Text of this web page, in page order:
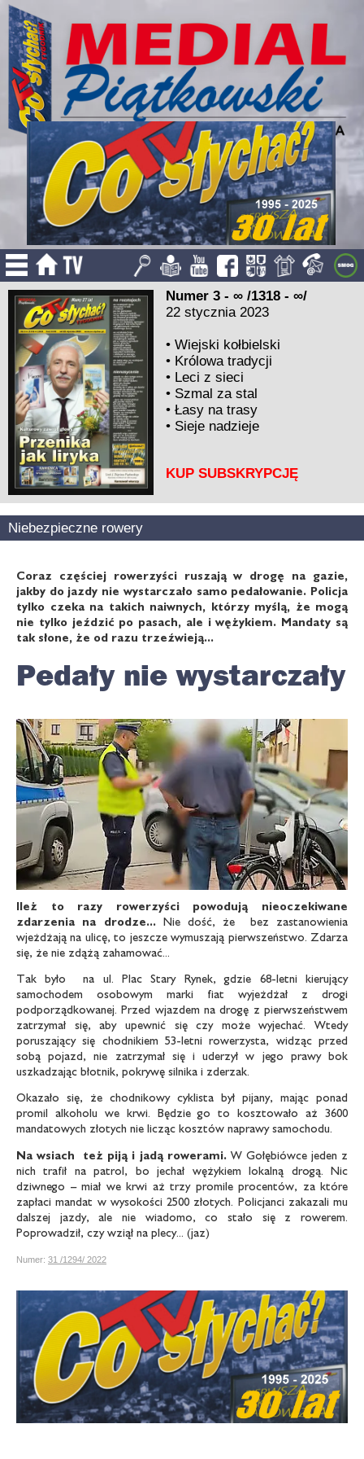
Numer 3 - ∞ /1318 - ∞/
22 stycznia 2023
•Wiejski kołbielski
• Królowa tradycji
• Leci z sieci
• Szmal za stal
•Łasy na trasy
• Sieje nadzieje
KUP SUBSKRYPCJĘ
Niebezpieczne rowery
Coraz częściej rowerzyści ruszają w drogę na gazie,
jakby do jazdy nie wystarczało samo pedałowanie. Policja
tylko czeka na takich naiwnych, którzy myślą, że mogą
nie tylko jeździć po pasach, ale i wężykiem. Mandaty są
tak słone, że od razu trzeźwieją...
Pedały nie wystarczały
Ileż to razy rowerzyści powodują nieoczekiwane
zdarzenia na drodze...Nie dość, że bez zastanowienia
wjeżdżają na ulicę, to jeszcze wymuszają pierwszeństwo. Zdarza
się, że nie zdążą zahamować...
Tak było na ul. Plac Stary Rynek, gdzie 68-letni kierujący
samochodem osobowym marki fiat wyjeżdżał z drogi
podporządkowanej. Przed wjazdem na drogę z pierwszeństwem
zatrzymał się, aby upewnić się czy może wyjechać. Wtedy
poruszający się chodnikiem 53-letni rowerzysta, widząc przed
sobą pojazd, nie zatrzymał się i uderzył w jego prawy bok
uszkadzając błotnik, pokrywę silnika i zderzak.
Okazało się, że chodnikowy cyklista był pijany, mając ponad
promil alkoholu we krwi. Będzie go to kosztowało aż 3600
mandatowych złotych nie licząc kosztów naprawy samochodu.
Na wsiach też piją i jadą rowerami.W Gołębiówce jeden z
nich trafił na patrol, bo jechał wężykiem lokalną drogą. Nic
dziwnego – miał we krwi aż trzy promile procentów, za które
zapłaci mandat w wysokości 2500 złotych. Policjanci zakazali mu
dalszej jazdy, ale nie wiadomo, co stało się z rowerem.
Poprowadził, czy wziął na plecy... (jaz)
Numer: 31 /1294/ 2022